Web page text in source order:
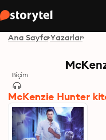
Ana Sayfa Yazarlar
Biçim
McKenzie Hunter